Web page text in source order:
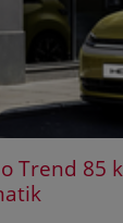
Trend 85